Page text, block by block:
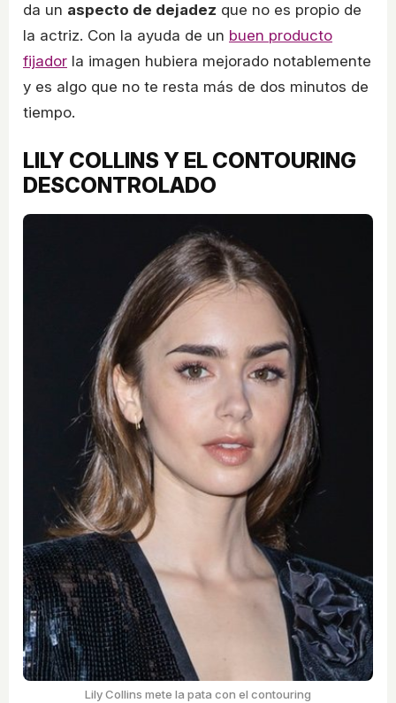
da un aspecto de dejadez que no es propio de
la actriz. Con la ayuda de un buen producto
fijador la imagen hubiera mejorado notablemente
y es algo que no te resta más de dos minutos de
tiempo.
LILY COLLINS Y EL CONTOURING
DESCONTROLADO
Lily Collins mete la pata con el contouring